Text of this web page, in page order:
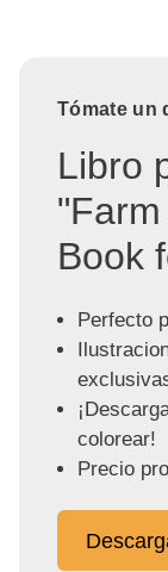
Tómate un
Libro
Book
Perfecto
colorear!
Precio